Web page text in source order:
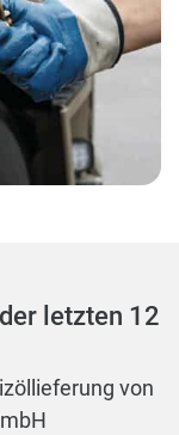
und
Menschen
senken
transparent,
letzten 12
von